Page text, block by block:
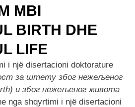
MBI
BIRTH DHE
LIFE
i një disertacioni doktorature
за штету због нежељеног
и због нежељеног живота
nga shqyrtimi i një disertacioni